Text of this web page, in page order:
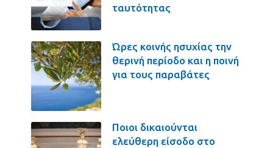
ταυτότητας
Ώρες κοινής ησυχίας την
θερινή περίοδο και η ποινή
για τους παραβάτες
Ποιοι δικαιούνται
ελεύθερη είσοδο στο